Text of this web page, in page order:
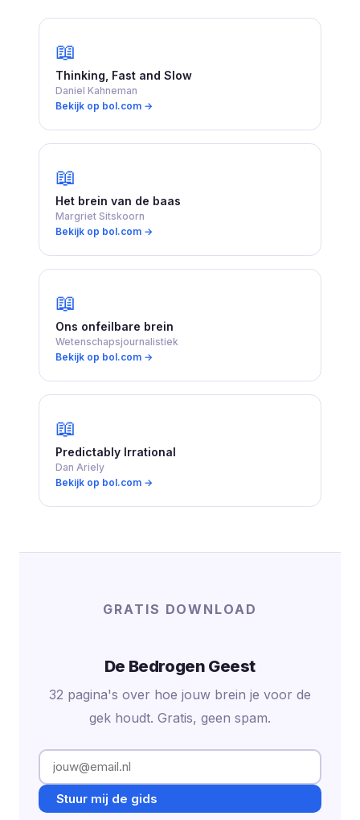
📖
Thinking, Fast and Slow
Daniel Kahneman
Bekijk op bol.com →
📖
Het brein van de baas
Margriet Sitskoorn
Bekijk op bol.com →
📖
Ons onfeilbare brein
Wetenschapsjournalistiek
Bekijk op bol.com →
📖
Predictably Irrational
Dan Ariely
Bekijk op bol.com →
GRATIS DOWNLOAD
De Bedrogen Geest
32 pagina's over hoe jouw brein je voor de
gek houdt. Gratis, geen spam.
Stuur mij de gids